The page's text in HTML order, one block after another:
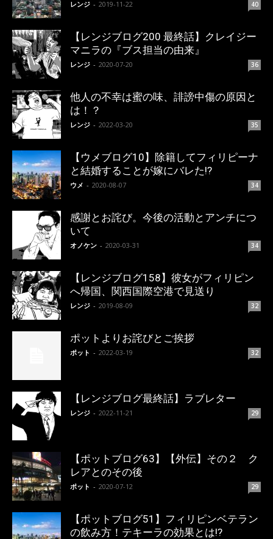
レンジ - 2019-11-22 40
【レンジブログ200 最終話】クレイジー
マニラの『ブス担当の由来』
レンジ - 2020-07-20 36
他人の不幸は蜜の味、誹謗中傷の原因と
は！？
レンジ - 2022-03-20 35
【ウメブログ10】除籍してフィリピーナ
と結婚することが嫁にバレた!?
ウメ - 2020-08-07 34
感謝とお詫び。今後の活動とアンチにつ
いて
オノケン - 2020-03-31 34
【レンジブログ158】彼女がフィリピン
へ帰国、関西国際空港で見送り
レンジ - 2019-08-09 32
ポットよりお詫びとご挨拶
ポット - 2022-03-19 32
【レンジブログ最終話】ラブレター
レンジ - 2022-11-21 29
【ポットブログ63】【外伝】その２ ク
レアとのその後
ポット - 2020-07-12 29
【ポットブログ51】フィリピンベテラン
の飲み方！テキーラの効果とは!?